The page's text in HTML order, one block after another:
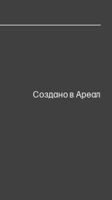
Cоздано в Ареал